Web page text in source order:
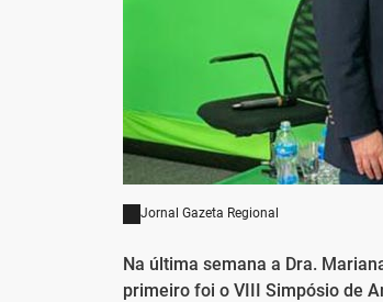
Jornal Gazeta Regional
Na última semana a Dra.
primeiro foi o VIII Simpósio de